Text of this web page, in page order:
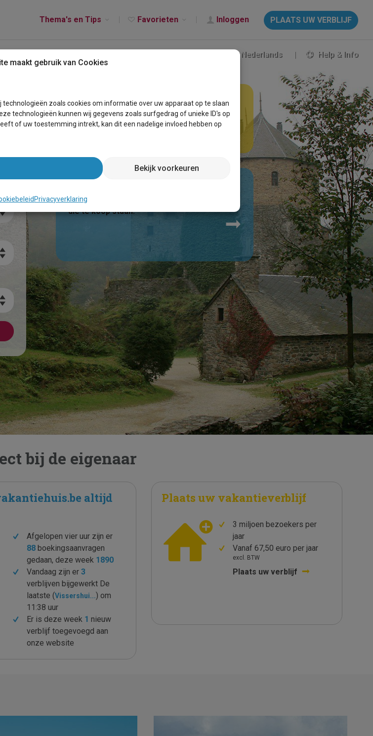
Thema's en Tips Favorieten Inloggen PLAATS UW VERBLIJF
Nederlands Help & Info
Last-minutes
Bekijk ons prachtige aanbod van
vakantieverblijven met een scherpe prijs!
Te koop
Bekijk hier ons grote aanbod vakantiehuizen
die te koop staan!
bij de eigenaar
altijd
Afgelopen vier uur zijn er
88 boekingsaanvragen
gedaan, deze week 1890
Vandaag zijn er3
verblijven bijgewerkt De
laatste (Vissershui...) om
11:38 uur
Er is deze week 1 nieuw
verblijf toegevoegd aan
onze website
Plaats uw vakantieverblijf
3 miljoen bezoekers per
jaar
Vanaf 67,50 euro per jaar
excl. BTW
Plaats uw verblijf
maakt gebruik van Cookies
zoals cookies om informatie over uw apparaat op te slaan
technologieën kunnen wij gegevens zoals surfgedrag of unieke ID's op
of uw toestemming intrekt, kan dit een nadelige invloed hebben op
Bekijk voorkeuren
Privacyverklaring